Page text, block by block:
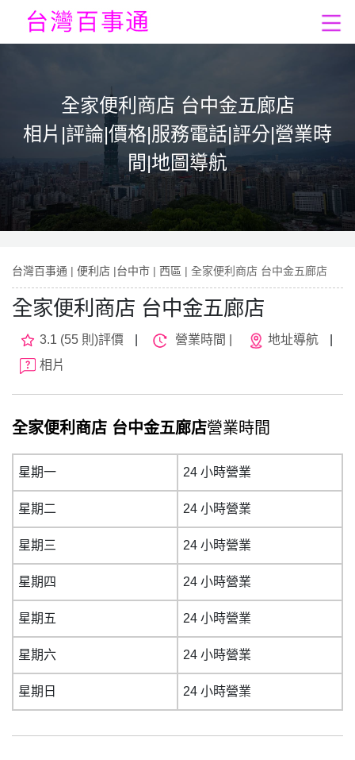
全家便利商店 台中金五廊店
相片|評論|價格|服務電話|評分|營業時
間|地圖導航
台灣百事通 | 便利店 |台中市 | 西區 | 全家便利商店 台中金五廊店
全家便利商店 台中金五廊店
3.1 (55 則)評價 營業時間 | 地址導航
相片
全家便利商店 台中金五廊店營業時間
星期一 24 小時營業
星期二 24 小時營業
星期三 24 小時營業
星期四 24 小時營業
星期五 24 小時營業
星期六 24 小時營業
星期日 24 小時營業